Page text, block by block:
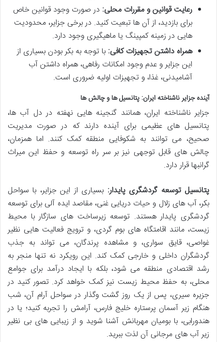
رعایت قوانین و مقررات محلی: در صورت وجود قوانین خاص
برای بازدید، از آن ها تبعیت کنید. در برخی جزایر، محدودیت
هایی در زمینه کمپینگ یا ماهیگیری وجود دارد.
همراه داشتن تجهیزات کافی: با توجه به بکر بودن بسیاری از
این جزایر و عدم وجود امکانات رفاهی، همراه داشتن آب
آشامیدنی، غذا، و تجهیزات اولیه ضروری است.
آینده جزایر ناشناخته ایران: پتانسیل ها و چالش ها
جزایر ناشناخته ایران، همانند گنجینه هایی نهفته در دل آب ها،
پتانسیل های عظیمی برای آینده دارند که در صورت مدیریت
صحیح، می توانند به شکوفایی منطقه کمک کنند. اما همزمان،
چالش های قابل توجهی نیز بر سر راه توسعه و حفظ این میراث
گرانبها قرار دارد.
پتانسیل توسعه گردشگری پایدار: بسیاری از این جزایر، با سواحل
بکر، آب های زلال و حیات دریایی غنی، مقاصد ایده آلی برای توسعه
گردشگری پایدار هستند. توسعه زیرساخت های سازگار با محیط
زیست، مانند اقامتگاه های بوم گردی، و ترویج فعالیت هایی نظیر
غواصی، قایق سواری، و مشاهده پرندگان، می تواند به جذب
گردشگران داخلی و خارجی کمک کند. این رویکرد نه تنها منجر به
رشد اقتصادی منطقه می شود، بلکه با ایجاد درآمد برای جوامع
محلی، به حفظ محیط زیست نیز کمک خواهد کرد. تصور کنید در
جزیره سیری، پس از یک روز گشت وگذار در سواحل آرام آن، شب
هنگام زیر آسمان پرستاره خلیج فارس، آرامش را تجربه کنید؛ یا در
هندورابی، با بومیان مهربانش آشنا شوید و از زیبایی های بی نظیر
زیر آب های مرجانی آن لذت ببرید.